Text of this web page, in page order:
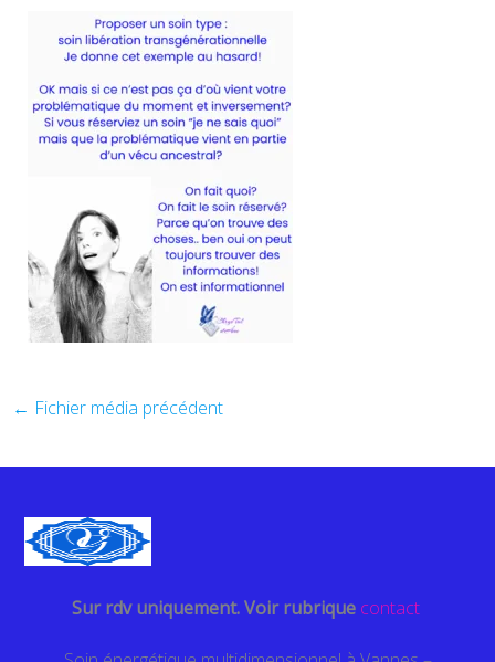
← Fichier média précédent
Sur rdv uniquement. Voir rubrique contact